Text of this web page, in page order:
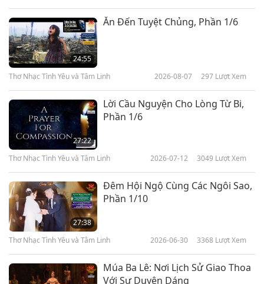
24:55
Ăn Đến Tuyệt Chủng, Phần 1/6
Thơ Nhạc Tình Yêu và Tâm Linh 2026-08-07 297 Lượt Xem
27:22
Lời Cầu Nguyện Cho Lòng Từ Bi,
Phần 1/6
Thơ Nhạc Tình Yêu và Tâm Linh 2026-07-12 3049 Lượt Xem
27:38
Đêm Hội Ngộ Cùng Các Ngôi Sao,
Phần 1/10
Thơ Nhạc Tình Yêu và Tâm Linh 2026-06-30 3368 Lượt Xem
Múa Ba Lê: Nơi Lịch Sử Giao Thoa
Với Sự Duyên Dáng